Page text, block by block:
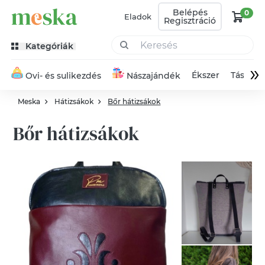
Eladok Belépés
Regisztráció
0
Kategóriák
Ovi- és sulikezdés Nászajándék Ékszer Táska»
Meska Hátizsákok Bőr hátizsákok
Bőr hátizsákok